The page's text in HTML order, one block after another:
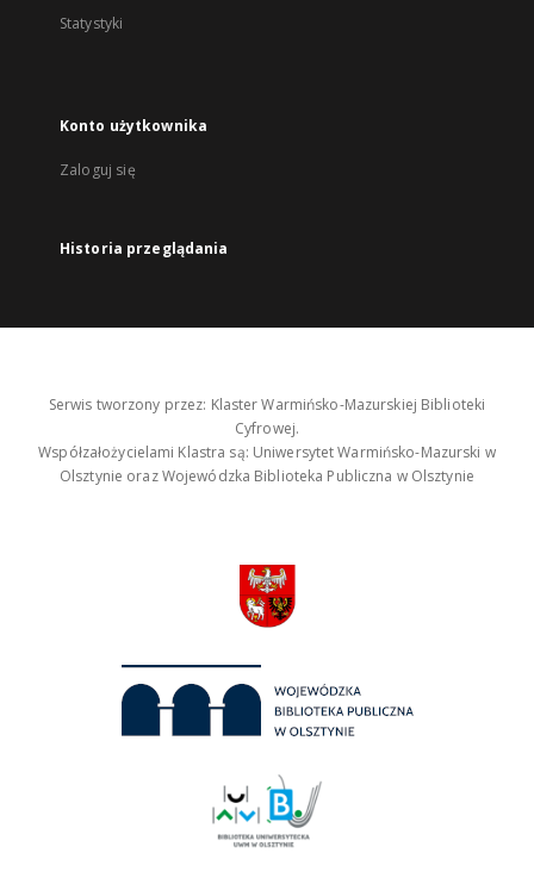
Statystyki
Konto użytkownika
Zaloguj się
Historia przeglądania
Serwis tworzony przez: Klaster Warmińsko-Mazurskiej Biblioteki
Cyfrowej.
Współzałożycielami Klastra są: Uniwersytet Warmińsko-Mazurski w
Olsztynie oraz Wojewódzka Biblioteka Publiczna w Olsztynie